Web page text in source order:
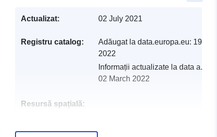
Actualizat: 02 July 2021
Registru catalog: Adăugat la data.europa.eu: 19
2022
Informații actualizate la data
02 March 2022
Resursă spațială: